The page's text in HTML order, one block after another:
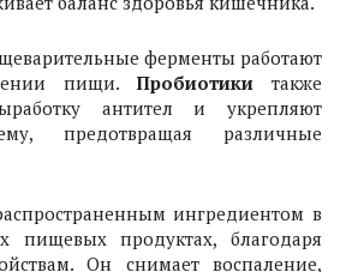
ферменты работают
пищи.Пробиотики также
антител и укрепляют
предотвращая различные
ингредиентом в
пищевых продуктах, благодаря
Он снимает воспаление,